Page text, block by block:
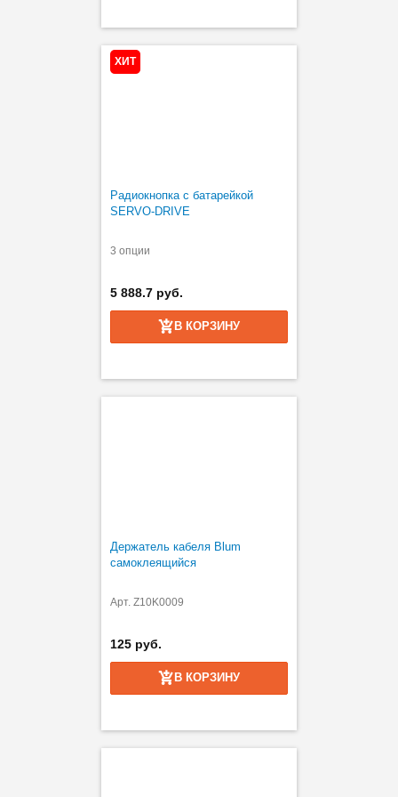
ХИТ
Радиокнопка с батарейкой
SERVO-DRIVE
3 опции
5 888.7 руб.
В КОРЗИНУ
Держатель кабеля Blum
самоклеящийся
Арт. Z10K0009
125 руб.
В КОРЗИНУ